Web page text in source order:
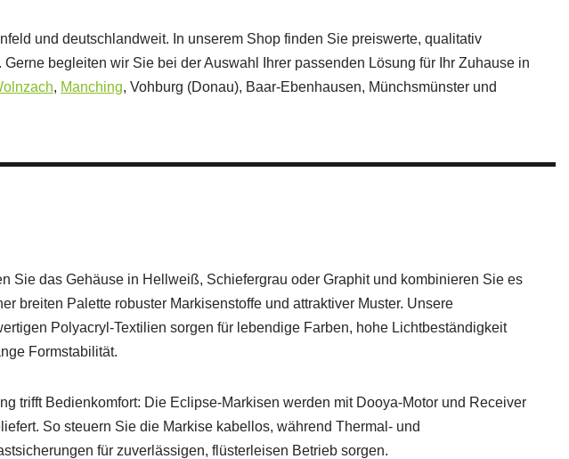
und deutschlandweit. In unserem Shop finden Sie preiswerte, qualitativ
begleiten wir Sie bei der Auswahl Ihrer passenden Lösung für Ihr Zuhause in
, Manching, Vohburg (Donau), Baar-Ebenhausen, Münchsmünster und
Sie das Gehäuse in Hellweiß, Schiefergrau oder Graphit und kombinieren Sie es
breiten Palette robuster Markisenstoffe und attraktiver Muster. Unsere
Polyacryl-Textilien sorgen für lebendige Farben, hohe Lichtbeständigkeit
Formstabilität.
trifft Bedienkomfort: Die Eclipse-Markisen werden mit Dooya-Motor und Receiver
So steuern Sie die Markise kabellos, während Thermal- und
für zuverlässigen, flüsterleisen Betrieb sorgen.